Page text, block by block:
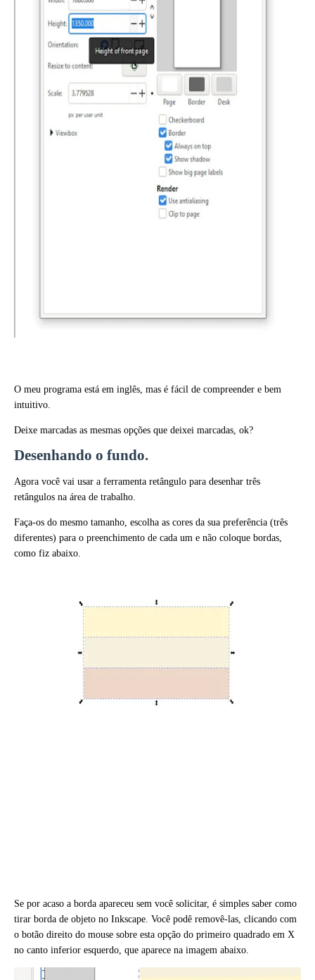
O meu programa está em inglês, mas é fácil de compreender e bem
intuitivo.
Deixe marcadas as mesmas opções que deixei marcadas, ok?
Desenhando o fundo.
Agora você vai usar a ferramenta retângulo para desenhar três
retângulos na área de trabalho.
Faça-os do mesmo tamanho, escolha as cores da sua preferência (três
diferentes) para o preenchimento de cada um e não coloque bordas,
como fiz abaixo.
Se por acaso a borda apareceu sem você solicitar, é simples saber como
tirar borda de objeto no Inkscape. Você podê removê-las, clicando com
o botão direito do mouse sobre esta opção do primeiro quadrado em X
no canto inferior esquerdo, que aparece na imagem abaixo.